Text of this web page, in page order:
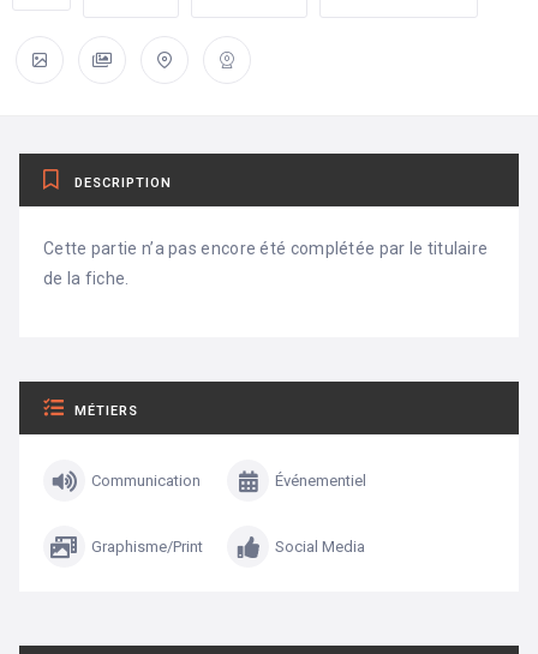
DESCRIPTION
Cette partie n’a pas encore été complétée par le titulaire
de la fiche.
MÉTIERS
Communication Événementiel
Graphisme/Print Social Media